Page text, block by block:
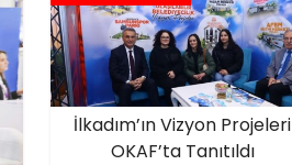
İlkadım’ın Vizyon Projeleri
OKAF’ta Tanıtıldı